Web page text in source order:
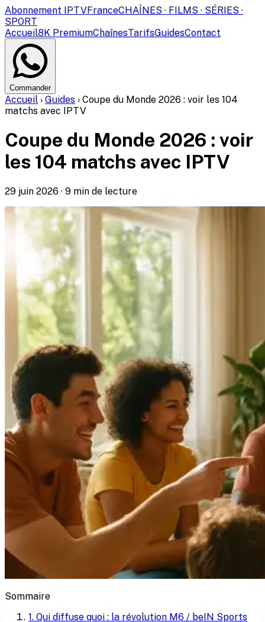
Abonnement IPTVFranceCHAÎNES · FILMS · SÉRIES ·
SPORT
Accueil8K PremiumChaînesTarifsGuidesContact
Commander
Accueil › Guides › Coupe du Monde 2026 : voir les 104
matchs avec IPTV
Coupe du Monde 2026 : voir
les 104 matchs avec IPTV
29 juin 2026 · 9 min de lecture
Sommaire
1. Qui diffuse quoi : la révolution M6 / beIN Sports